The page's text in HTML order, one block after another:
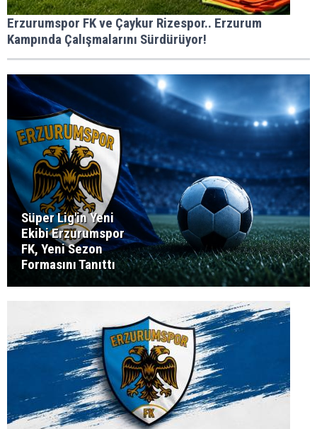
Erzurumspor FK ve Çaykur Rizespor.. Erzurum
Kampında Çalışmalarını Sürdürüyor!
Süper Lig'in Yeni
Ekibi Erzurumspor
FK, Yeni Sezon
Formasını Tanıttı